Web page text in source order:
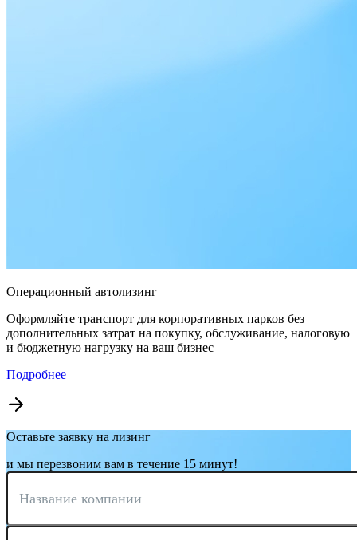
Операционный автолизинг
Оформляйте транспорт для корпоративных парков без
дополнительных затрат на покупку, обслуживание, налоговую
и бюджетную нагрузку на ваш бизнес
Подробнее
Оставьте заявку на лизинг
и мы перезвоним вам в течение 15 минут!
Название компании